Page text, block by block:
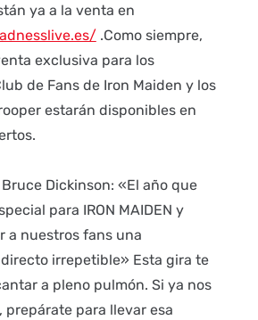
ya a la venta en
.Como siempre,
exclusiva para los
de Fans de Iron Maiden y los
estarán disponibles en
Dickinson: «El año que
para IRON MAIDEN y
a nuestros fans una
irrepetible» Esta gira te
a pleno pulmón. Si ya nos
prepárate para llevar esa